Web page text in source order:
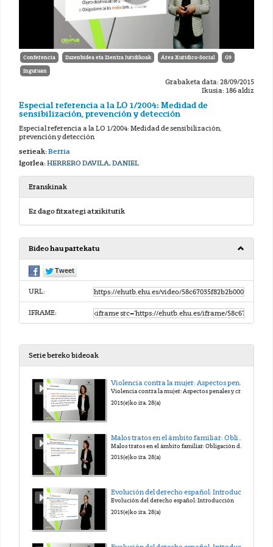
Conferencia Zuzenbidea eta Zientza Juridikoak Área Xurídico-Social G9
Inguruan
Grabaketa data: 28/09/2015
Ikusia: 186 aldiz
Especial referencia a la LO 1/2004: Medidad de
sensibilización, prevención y detección
Especial referencia a la LO 1/2004: Medidad de sensibilización,
prevención y detección
serieak:Berria
Igorlea:HERRERO DAVILA, DANIEL
Eranskinak
Ez dago fitxategi atxikiturik
Bideo hau partekatu
URL:
IFRAME:
Serie bereko bideoak
Violencia contra la mujer: Aspectos penales y criminológicos
Violencia contra la mujer: Aspectos penales y criminológicos
2015(e)ko ira. 28(a)
Malos tratos en el ámbito familiar: Obligación de denunciar y Mantenimiento del secreto profesional
2015(e)ko ira. 28(a)
Evolución del derecho español: Introducción
2015(e)ko ira. 28(a)